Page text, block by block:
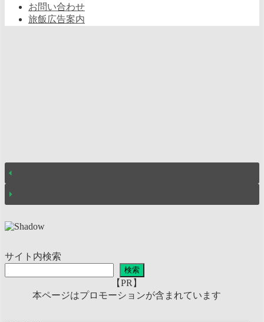
お問い合わせ
旅飯広告案内
サイト内検索
検索
【PR】
本ページはプロモーションが含まれています